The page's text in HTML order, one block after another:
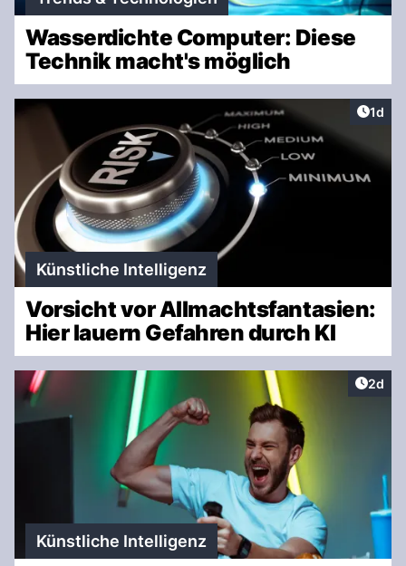
Wasserdichte Computer: Diese
Technik macht's möglich
1d
Künstliche Intelligenz
Vorsicht vor Allmachtsfantasien:
Hier lauern Gefahren durch KI
2d
Künstliche Intelligenz